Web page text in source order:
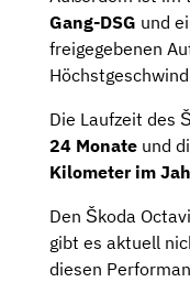
Gang-DSG und
freigegebenen
Die Laufzeit des
24 Monate und
Kilometer im
Den Škoda
gibt es aktuell
diesen